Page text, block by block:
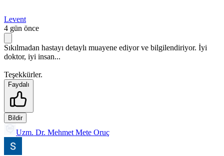
Levent
4 gün önce
Sıkılmadan hastayı detaylı muayene ediyor ve bilgilendiriyor. İyi
doktor, iyi insan...
Teşekkürler.
Faydalı
Bildir
Uzm. Dr. Mehmet Mete Oruç